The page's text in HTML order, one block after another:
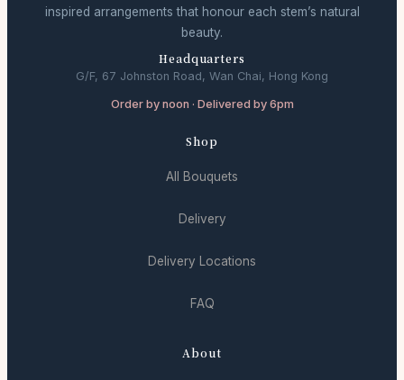
inspired arrangements that honour each stem’s natural
beauty.
Headquarters
G/F, 67 Johnston Road, Wan Chai, Hong Kong
Order by noon · Delivered by 6pm
Shop
All Bouquets
Delivery
Delivery Locations
FAQ
About